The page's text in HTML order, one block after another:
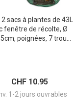
2 sacs à plantes de 43L
fenêtre de récolte, Ø
poignées, 7 trous
CHF 10.95
1-2 jours ouvrables